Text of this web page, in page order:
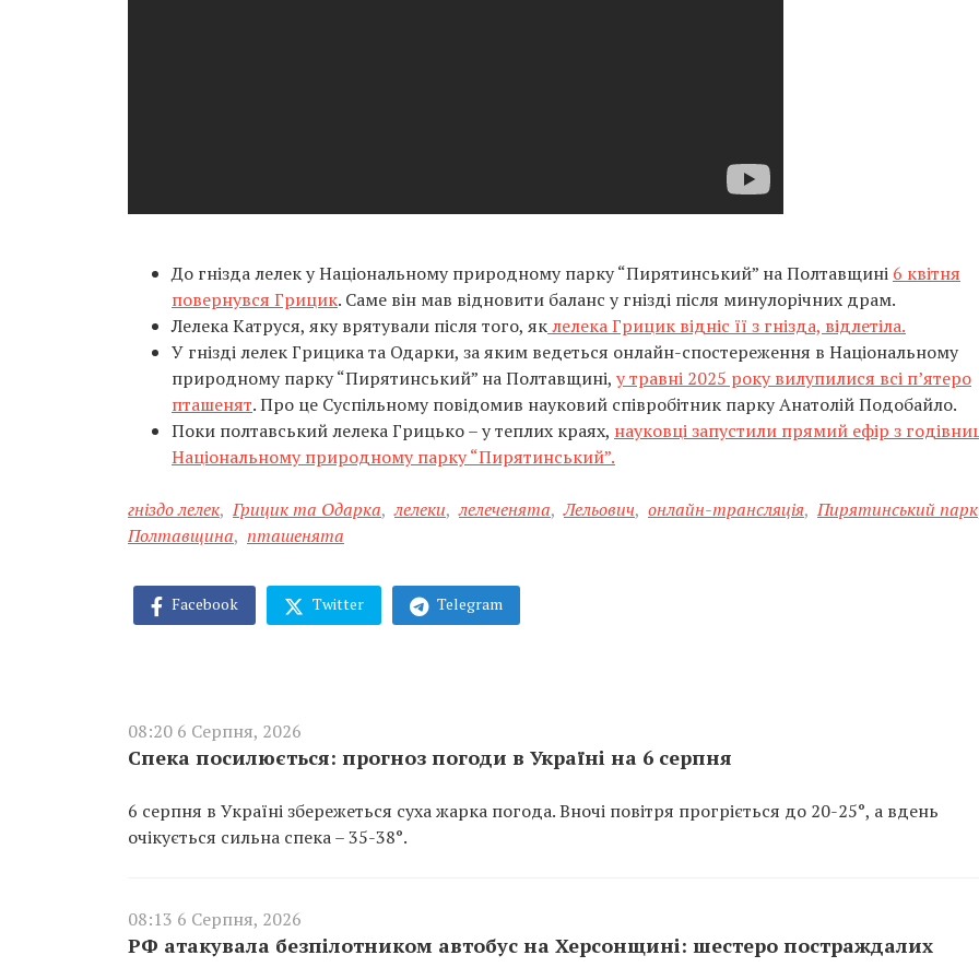
До гнізда лелек у Національному природному парку “Пирятинський” на Полтавщині 6 квітня
повернувся Грицик. Саме він мав відновити баланс у гнізді після минулорічних драм.
Лелека Катруся, яку врятували після того, яклелека Грицик відніс її з гнізда, відлетіла.
У гнізді лелек Грицика та Одарки, за яким ведеться онлайн-спостереження в Національному
природному парку “Пирятинський” на Полтавщині, у травні 2025 року вилупилися всі п’ятеро
пташенят. Про це Суспільному повідомив науковий співробітник парку Анатолій Подобайло.
Поки полтавський лелека Грицько – у теплих краях, науковці запустили прямий ефір з
Національному природному парку “Пирятинський”.
гніздо лелек, Грицик та Одарка, лелеки, лелеченята, Лельович, онлайн-трансляція, Пирятинський парк
Полтавщина, пташенята
Facebook Twitter Telegram
08:20 6 Серпня, 2026
Спека посилюється: прогноз погоди в Україні на 6 серпня
6 серпня в Україні збережеться суха жарка погода. Вночі повітря прогріється до 20-25°, а вдень
очікується сильна спека – 35-38°.
08:13 6 Серпня, 2026
РФ атакувала безпілотником автобус на Херсонщині: шестеро постраждалих